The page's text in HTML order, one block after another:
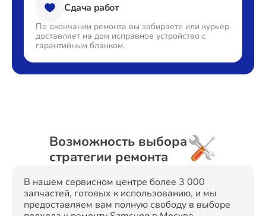
Сдача работ
По окончании ремонта вы забираете или курьер
доставляет на дом исправное устройство с
гарантийным бланком.
Возможность выбора
стратегии ремонта
В нашем сервисном центре более 3 000
запчастей, готовых к использованию, и мы
предоставляем вам полную свободу в выборе